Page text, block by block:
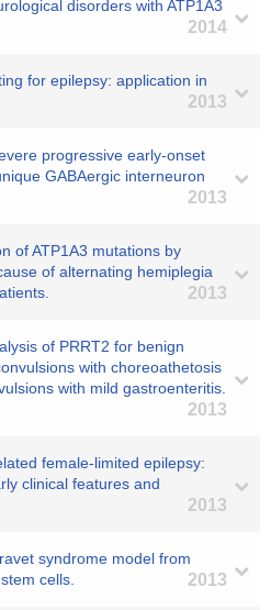
disorders with ATP1A3
2014
for epilepsy: application in
2013
progressive early-onset
GABAergic interneuron
2013
of ATP1A3 mutations by
of alternating hemiplegia
2013
of PRRT2 for benign
with choreoathetosis
with mild gastroenteritis.
2013
female-limited epilepsy:
clinical features and
2013
syndrome model from
cells.
2013